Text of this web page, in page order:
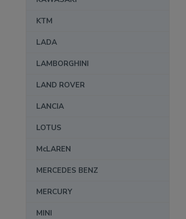
KTM
LADA
LAMBORGHINI
LAND ROVER
LANCIA
LOTUS
McLAREN
MERCEDES BENZ
MERCURY
MINI